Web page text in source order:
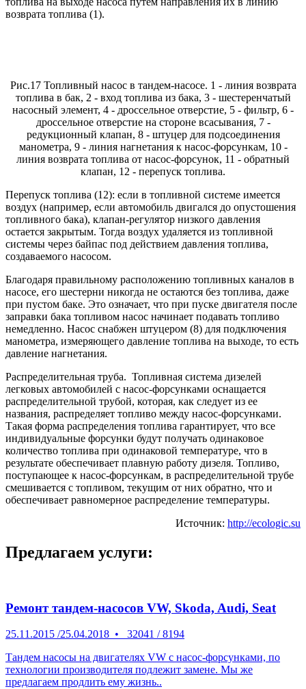
возврата топлива (1).
Рис.17 Топливный насос в тандем-насосе. 1 - линия возврата
топлива в бак, 2 - вход топлива из бака, 3 - шестеренчатый
насосный элемент, 4 - дроссельное отверстие, 5 - фильтр, 6 -
дроссельное отверстие на стороне всасывания, 7 -
редукционный клапан, 8 - штуцер для подсоединения
манометра, 9 - линия нагнетания к насос-форсункам, 10 -
линия возврата топлива от насос-форсунок, 11 - обратный
клапан, 12 - перепуск топлива.
Перепуск топлива (12): если в топливной системе имеется
воздух (например, если автомобиль двигался до опустошения
топливного бака), клапан-регулятор низкого давления
остается закрытым. Тогда воздух удаляется из топливной
системы через байпас под действием давления топлива,
создаваемого насосом.
Благодаря правильному расположению топливных каналов в
насосе, его шестерни никогда не остаются без топлива, даже
при пустом баке. Это означает, что при пуске двигателя после
заправки бака топливом насос начинает подавать топливо
немедленно. Насос снабжен штуцером (8) для подключения
манометра, измеряющего давление топлива на выходе, то есть
давление нагнетания.
Распределительная труба. Топливная система дизелей
легковых автомобилей с насос-форсунками оснащается
распределительной трубой, которая, как следует из ее
названия, распределяет топливо между насос-форсунками.
Такая форма распределения топлива гарантирует, что все
индивидуальные форсунки будут получать одинаковое
количество топлива при одинаковой температуре, что в
результате обеспечивает плавную работу дизеля. Топливо,
поступающее к насос-форсункам, в распределительной трубе
смешивается с топливом, текущим от них обратно, что и
обеспечивает равномерное распределение температуры.
Источник: http://ecologic.su
Предлагаем услуги:
Ремонт тандем-насосов VW, Skoda, Audi, Seat
25.11.2015 /25.04.2018 • 32041 /8194
Тандем насосы на двигателях VW с насос-форсунками, по
технологии производителя подлежит замене. Мы же
предлагаем продлить ему жизнь..